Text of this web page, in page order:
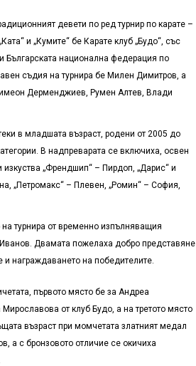
девети по ред турнир по карате –
и „Кумите“ бе Карате клуб „Будо“, със
Българската национална федерация по
съдия на турнира бе Милен Димитров, а
Дерменджиев, Румен Алтев, Влади
в младшата възраст, родени от 2005 до
В надпреварата се включиха, освен
изкуства „Френдшип“ – Пирдоп, „Дарис“ и
„Петромакс“ – Плевен, „Ромин“ – София,
турнира от временно изпълняващия
Двамата пожелаха добро представяне
и награждаването на победителите.
първото място бе за Андреа
от клуб Будо, а на третото място
възраст при момчетата златният медал
а с бронзовото отличие се окичиха